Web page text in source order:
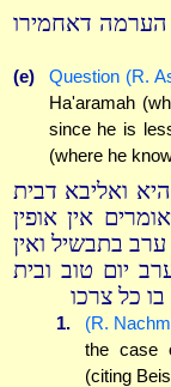
דאחמירו
(e) Question (R.
Ha'aramah
since he is
(where he
ואליבא דבית
אין אופין
בתבשיל ואין
יום טוב ובית
כל צרכו
1. (R.
the case
(citing